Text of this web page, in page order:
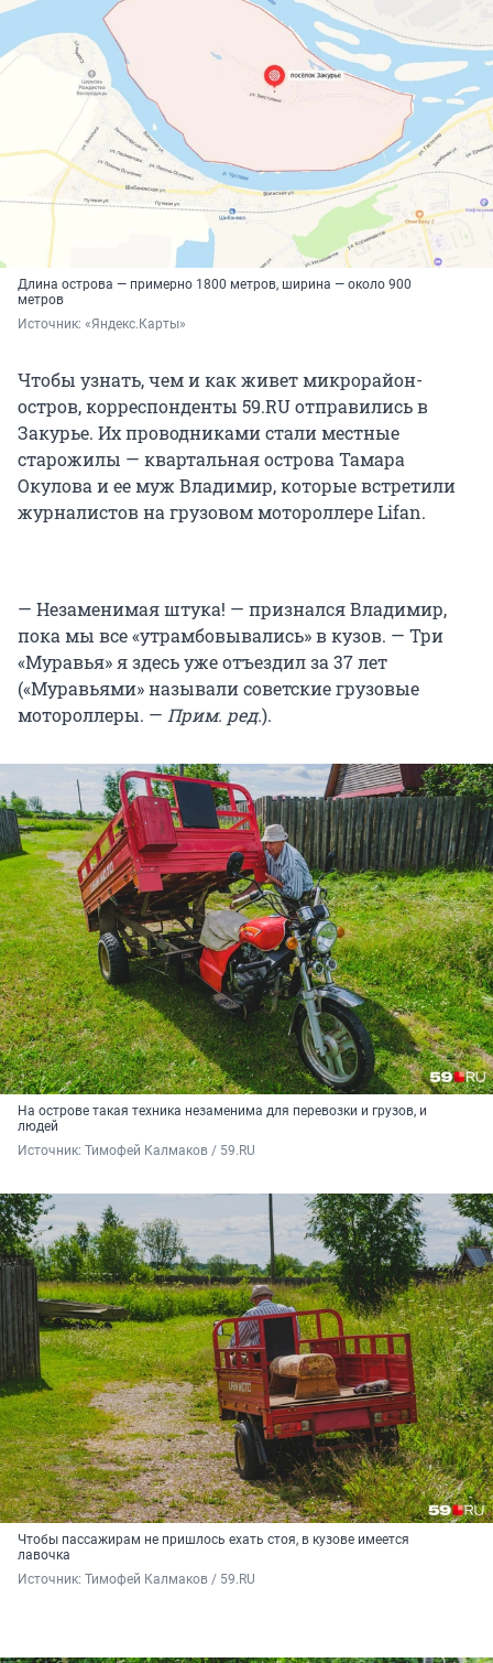
Длина острова — примерно 1800 метров, ширина — около 900
метров
Источник: «Яндекс.Карты»
Чтобы узнать, чем и как живет микрорайон-
остров, корреспонденты 59.RU отправились в
Закурье. Их проводниками стали местные
старожилы — квартальная острова Тамара
Окулова и ее муж Владимир, которые встретили
журналистов на грузовом мотороллере Lifan.
— Незаменимая штука! — признался Владимир,
пока мы все «утрамбовывались» в кузов. — Три
«Муравья» я здесь уже отъездил за 37 лет
(«Муравьями» называли советские грузовые
мотороллеры. — Прим. ред.).
На острове такая техника незаменима для перевозки и грузов, и
людей
Источник: Тимофей Калмаков / 59.RU
Чтобы пассажирам не пришлось ехать стоя, в кузове имеется
лавочка
Источник: Тимофей Калмаков / 59.RU